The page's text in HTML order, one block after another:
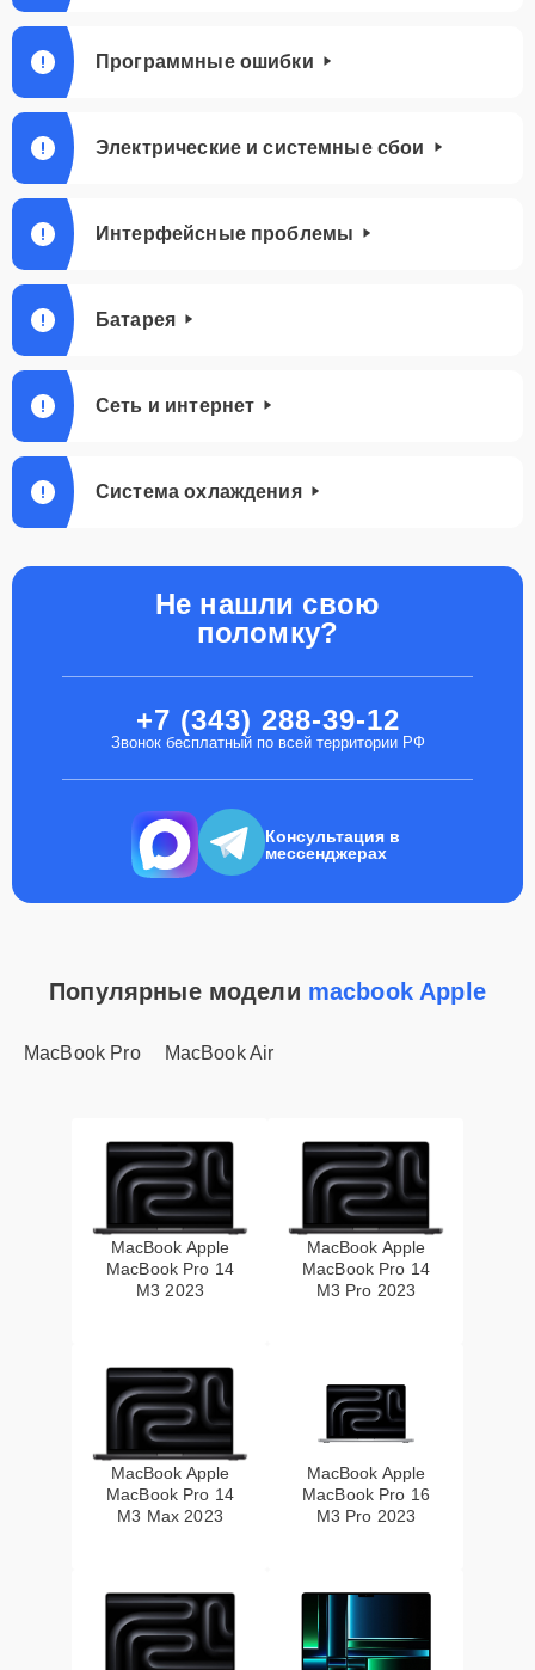
Программные ошибки
Электрические и системные сбои
Интерфейсные проблемы
Батарея
Сеть и интернет
Система охлаждения
Не нашли свою
поломку?
+7 (343) 288-39-12
Звонок бесплатный по всей территории РФ
Консультация в
мессенджерах
Популярные модели macbook Apple
MacBook Pro MacBook Air
MacBook Apple
MacBook Pro 14
M3 2023
MacBook Apple
MacBook Pro 14
M3 Pro 2023
MacBook Apple
MacBook Pro 14
M3 Max 2023
MacBook Apple
MacBook Pro 16
M3 Pro 2023